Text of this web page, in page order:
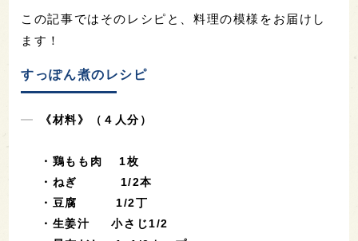
この記事ではそのレシピと、料理の模様をお届けし
ます！
すっぽん煮のレシピ
《材料》（４人分）
・鶏もも肉 1枚
・ねぎ 1/2本
・豆腐 1/2丁
・生姜汁 小さじ1/2